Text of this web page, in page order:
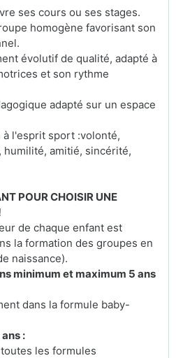
ses cours ou ses stages.
homogène favorisant son
évolutif de qualité, adapté à
et son rythme
adapté sur un espace
l'esprit sport :volonté,
amitié, sincérité,
POUR CHOISIR UNE
de chaque enfant est
la formation des groupes en
naissance).
minimum et maximum 5 ans
dans la formule baby-
:
les formules